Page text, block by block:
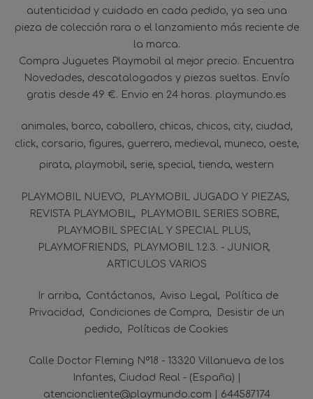
autenticidad y cuidado en cada pedido, ya sea una
pieza de colección rara o el lanzamiento más reciente de
la marca.
Compra Juguetes Playmobil al mejor precio. Encuentra
Novedades, descatalogados y piezas sueltas. Envío
gratis desde 49 €. Envio en 24 horas. playmundo.es
animales barco caballero chicas chicos city ciudad
click corsario figures guerrero medieval muneco oeste
pirata playmobil serie special tienda western
PLAYMOBIL NUEVO
PLAYMOBIL JUGADO Y PIEZAS
REVISTA PLAYMOBIL
PLAYMOBIL SERIES SOBRE
PLAYMOBIL SPECIAL Y SPECIAL PLUS
PLAYMOFRIENDS
PLAYMOBIL 1.2.3. - JUNIOR
ARTICULOS VARIOS
Ir arriba Contáctanos Aviso Legal
Política de
Privacidad
Condiciones de Compra
Desistir de un
pedido
Políticas de Cookies
Calle Doctor Fleming Nº18 - 13320 Villanueva de los
Infantes, Ciudad Real - (España) |
atencioncliente@playmundo.com | 644587174